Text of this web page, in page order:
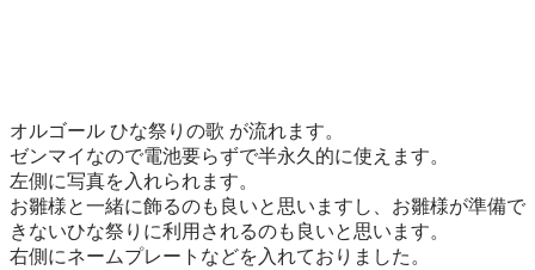
オルゴール ひな祭りの歌 が流れます。
ゼンマイなので電池要らずで半永久的に使えます。
左側に写真を入れられます。
お雛様と一緒に飾るのも良いと思いますし、お雛様が準備で
きないひな祭りに利用されるのも良いと思います。
右側にネームプレートなどを入れておりました。